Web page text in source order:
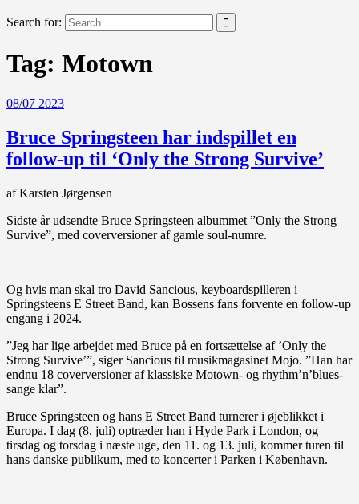
Search for:
Tag: Motown
08/07 2023
Bruce Springsteen har indspillet en
follow-up til ‘Only the Strong Survive’
af Karsten Jørgensen
Sidste år udsendte Bruce Springsteen albummet ”Only the Strong
Survive”, med coverversioner af gamle soul-numre.
Og hvis man skal tro David Sancious, keyboardspilleren i
Springsteens E Street Band, kan Bossens fans forvente en follow-up
engang i 2024.
”Jeg har lige arbejdet med Bruce på en fortsættelse af ’Only the
Strong Survive’”, siger Sancious til musikmagasinet Mojo. ”Han har
endnu 18 coverversioner af klassiske Motown- og rhythm’n’blues-
sange klar”.
Bruce Springsteen og hans E Street Band turnerer i øjeblikket i
Europa. I dag (8. juli) optræder han i Hyde Park i London, og
tirsdag og torsdag i næste uge, den 11. og 13. juli, kommer turen til
hans danske publikum, med to koncerter i Parken i København.